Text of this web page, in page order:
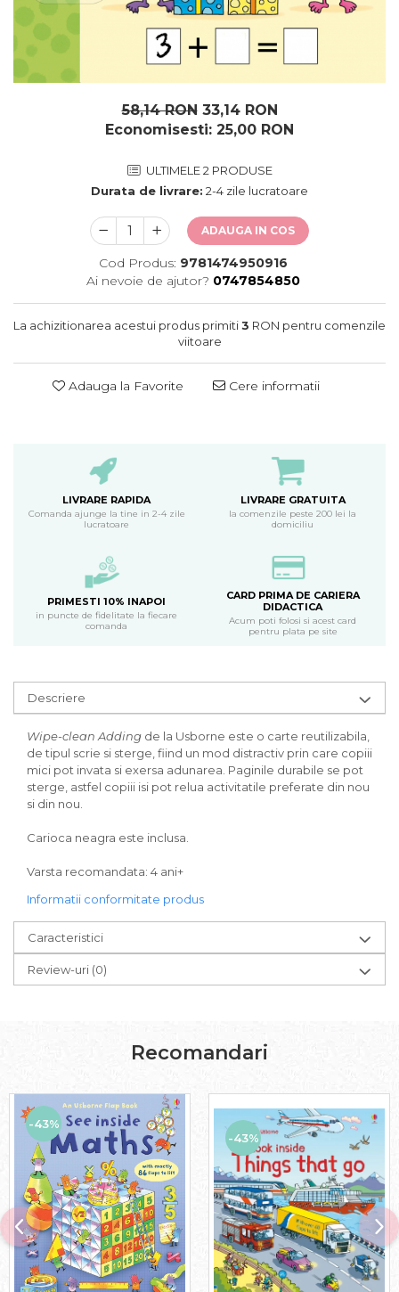
oceane
58,14 RON 33,14 RON
Economisesti: 25,00 RON
ULTIMELE 2 PRODUSE
Durata de livrare: 2-4 zile lucratoare
ADAUGA IN COS
Cod Produs: 9781474950916
Ai nevoie de ajutor? 0747854850
La achizitionarea acestui produs primiti3 RON pentru comenzile
viitoare
Adauga la Favorite Cere informatii
LIVRARE RAPIDA
Comanda ajunge la tine in 2-4 zile
lucratoare
LIVRARE GRATUITA
la comenzile peste 200 lei la
domiciliu
PRIMESTI 10% INAPOI
in puncte de fidelitate la fiecare
comanda
CARD PRIMA DE CARIERA
DIDACTICA
Acum poti folosi si acest card
pentru plata pe site
Descriere
Wipe-clean Adding de la Usborne este o carte reutilizabila,
de tipul scrie si sterge, fiind un mod distractiv prin care copiii
mici pot invata si exersa adunarea. Paginile durabile se pot
sterge, astfel copiii isi pot relua activitatile preferate din nou
si din nou.
Carioca neagra este inclusa.
Varsta recomandata: 4 ani+
Informatii conformitate produs
Caracteristici
Review-uri (0)
Recomandari
-43%
-43%